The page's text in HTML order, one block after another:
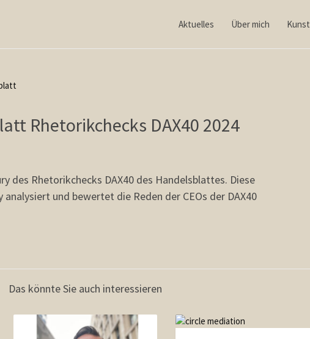
Aktuelles Über mich Kunst
Rhetorikchecks DAX40 2024
des Rhetorikchecks DAX40 des Handelsblattes. Diese
und bewertet die Reden der CEOs der DAX40
Das könnte Sie auch interessieren